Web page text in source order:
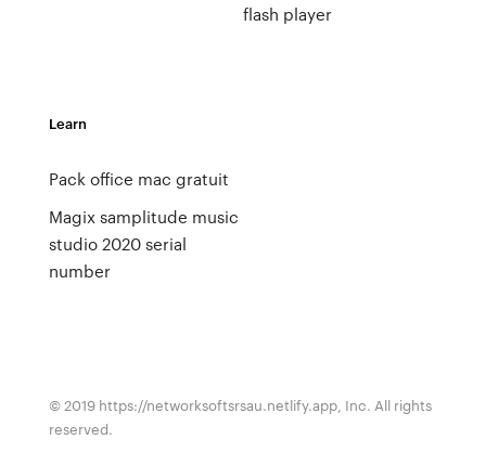
flash player
Learn
Pack office mac gratuit
Magix samplitude music
studio 2020 serial
number
© 2019 https://networksoftsrsau.netlify.app, Inc. All rights
reserved.